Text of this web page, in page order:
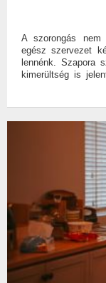
A szorongás nem
egész szervezet
lennénk. Szapora
kimerültség is